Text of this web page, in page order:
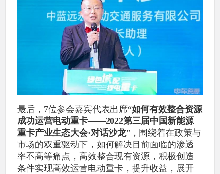
最后，7位参会嘉宾代表出席“如何有效整合资源
成功运营电动重卡——2022第三届中国新能源
重卡产业生态大会·对话沙龙”，围绕着在政策与
市场的双重驱动下，如何解决目前面临的渗透
率不高等痛点，高效整合现有资源，积极创造
条件实现高效运营电动重卡，提升收益，展开